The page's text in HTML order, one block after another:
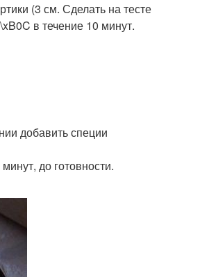
(3 см. Сделать на тесте
в течение 10 минут.
добавить специи
до готовности.